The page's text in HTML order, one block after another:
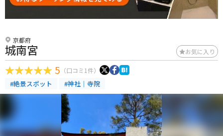
京都府
城南宮 お気に入り
5 （口コミ1件）
#絶景スポット #神社｜寺院